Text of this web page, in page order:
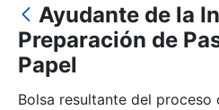
Show/Hide
Show/Hide
Ayudante de la
Preparación de
Papel
Bolsa resultante del proceso